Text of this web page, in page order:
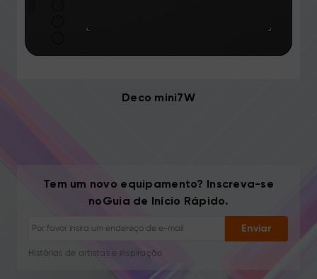
Deco mini7W
Tem um novo equipamento? Inscreva-se
noGuia de Início Rápido.
Enviar
Cancelar inscrição: Um clique a qualquer momento
Tutoriais de desenho
Novos lançamentos e ofertas
Histórias de artistas e inspiração